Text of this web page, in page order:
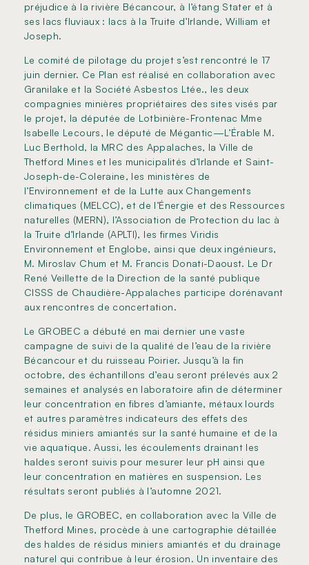
préjudice à la rivière Bécancour, à l’étang Stater et à
ses lacs fluviaux : lacs à la Truite d’Irlande, William et
Joseph.
Le comité de pilotage du projet s’est rencontré le 17
juin dernier. Ce Plan est réalisé en collaboration avec
Granilake et la Société Asbestos Ltée., les deux
compagnies minières propriétaires des sites visés par
le projet, la députée de Lotbinière-Frontenac Mme
Isabelle Lecours, le député de Mégantic—L’Érable M.
Luc Berthold, la MRC des Appalaches, la Ville de
Thetford Mines et les municipalités d’Irlande et Saint-
Joseph-de-Coleraine, les ministères de
l’Environnement et de la Lutte aux Changements
climatiques (MELCC), et de l’Énergie et des Ressources
naturelles (MERN), l’Association de Protection du lac à
la Truite d’Irlande (APLTI), les firmes Viridis
Environnement et Englobe, ainsi que deux ingénieurs,
M. Miroslav Chum et M. Francis Donati-Daoust. Le Dr
René Veillette de la Direction de la santé publique
CISSS de Chaudière-Appalaches participe dorénavant
aux rencontres de concertation.
Le GROBEC a débuté en mai dernier une vaste
campagne de suivi de la qualité de l’eau de la rivière
Bécancour et du ruisseau Poirier. Jusqu’à la fin
octobre, des échantillons d’eau seront prélevés aux 2
semaines et analysés en laboratoire afin de déterminer
leur concentration en fibres d’amiante, métaux lourds
et autres paramètres indicateurs des effets des
résidus miniers amiantés sur la santé humaine et de la
vie aquatique. Aussi, les écoulements drainant les
haldes seront suivis pour mesurer leur pH ainsi que
leur concentration en matières en suspension. Les
résultats seront publiés à l’automne 2021.
De plus, le GROBEC, en collaboration avec la Ville de
Thetford Mines, procède à une cartographie détaillée
des haldes de résidus miniers amiantés et du drainage
naturel qui contribue à leur érosion. Un inventaire des